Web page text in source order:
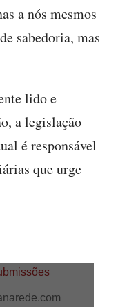
a nós mesmos
sabedoria, mas
lido e
a legislação
é responsável
que urge